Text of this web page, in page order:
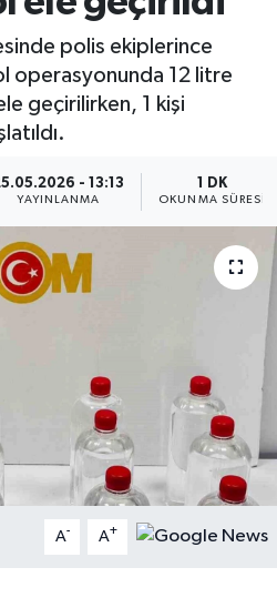
polis ekiplerince
operasyonunda 12 litre
geçirilirken, 1 kişi
- 13:13
YAYINLANMA
1 DK
OKUNMA SÜRESI
A- A+